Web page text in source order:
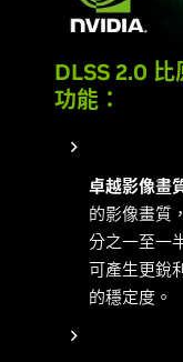
DLSS 2.0
功能：
卓越影像畫
的影像畫質
分之一至一
可產生更銳
的穩定度。